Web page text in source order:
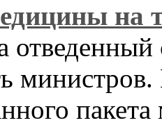
на